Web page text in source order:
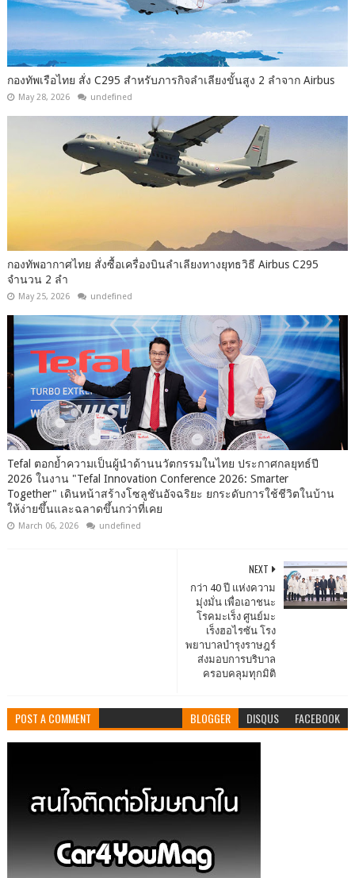
กองทัพเรือไทย สั่ง C295 สำหรับภารกิจลำเลียงขั้นสูง 2 ลำจาก Airbus
May 28, 2026 undefined
กองทัพอากาศไทย สั่งซื้อเครื่องบินลำเลียงทางยุทธวิธี Airbus C295
จำนวน 2 ลำ
May 25, 2026 undefined
Tefal ตอกย้ำความเป็นผู้นำด้านนวัตกรรมในไทย ประกาศกลยุทธ์ปี
2026 ในงาน "Tefal Innovation Conference 2026: Smarter
Together" เดินหน้าสร้างโซลูชันอัจฉริยะ ยกระดับการใช้ชีวิตในบ้าน
ให้ง่ายขึ้นและฉลาดขึ้นกว่าที่เคย
March 06, 2026 undefined
NEXT
กว่า 40 ปี แห่งความ
มุ่งมั่น เพื่อเอาชนะ
โรคมะเร็ง ศูนย์มะ
เร็งฮอไรซัน โรง
พยาบาลบำรุงราษฎร์
ส่งมอบการบริบาล
ครอบคลุมทุกมิติ
POST A COMMENT BLOGGER DISQUS FACEBOOK